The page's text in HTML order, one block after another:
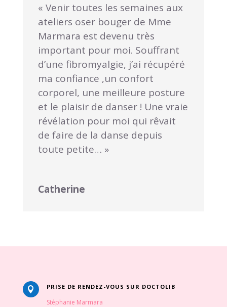
« Venir toutes les semaines aux
ateliers oser bouger de Mme
Marmara est devenu très
important pour moi. Souffrant
d’une fibromyalgie, j’ai récupéré
ma confiance ,un confort
corporel, une meilleure posture
et le plaisir de danser ! Une vraie
révélation pour moi qui rêvait
de faire de la danse depuis
toute petite… »
Catherine
 PRISE DE RENDEZ-VOUS SUR DOCTOLIB
Stéphanie Marmara